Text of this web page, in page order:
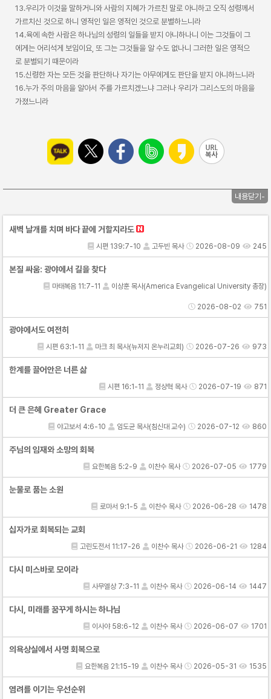
13.우리가 이것을 말하거니와 사람의 지혜가 가르친 말로 아니하고 오직 성령께서
가르치신 것으로 하니 영적인 일은 영적인 것으로 분별하느니라
14.육에 속한 사람은 하나님의 성령의 일들을 받지 아니하나니 이는 그것들이 그
에게는 어리석게 보임이요, 또 그는 그것들을 알 수도 없나니 그러한 일은 영적으
로 분별되기 때문이라
15.신령한 자는 모든 것을 판단하나 자기는 아무에게도 판단을 받지 아니하느니라
16.누가 주의 마음을 알아서 주를 가르치겠느냐 그러나 우리가 그리스도의 마음을
가졌느니라
내용닫기-
새벽 날개를 치며 바다 끝에 거할지라도
시편 139:7-10 고두빈 목사 2026-08-09 245
본질 싸움: 광야에서 길을 찾다
마태복음 11:7-11 이상훈 목사(America Evangelical University 총장)
2026-08-02 751
광야에서도 여전히
시편 63:1-11 마크 최 목사(뉴저지 온누리교회) 2026-07-26 973
한계를 끌어안은 너른 삶
시편 16:1-11 정상혁 목사 2026-07-19 871
더 큰 은혜 Greater Grace
야고보서 4:6-10 임도균 목사(침신대 교수) 2026-07-12 860
주님의 임재와 소망의 회복
요한복음 5:2-9 이찬수 목사 2026-07-05 1779
눈물로 품는 소원
로마서 9:1-5 이찬수 목사 2026-06-28 1478
십자가로 회복되는 교회
고린도전서 11:17-26 이찬수 목사 2026-06-21 1284
다시 미스바로 모이라
사무엘상 7:3-11 이찬수 목사 2026-06-14 1447
다시, 미래를 꿈꾸게 하시는 하나님
이사야 58:6-12 이찬수 목사 2026-06-07 1701
의욕상실에서 사명 회복으로
요한복음 21:15-19 이찬수 목사 2026-05-31 1535
염려를 이기는 우선순위